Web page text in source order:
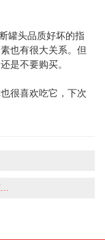
罐头品质好坏的指
也有很大关系。但
是不要购买。
很喜欢吃它，下次